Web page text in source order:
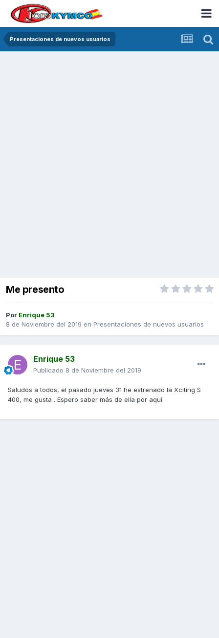
Presentaciones de nuevos usuarios
Me presento
Por Enrique 53
8 de Noviembre del 2019 en Presentaciones de nuevos usuarios
Enrique 53
Publicado 8 de Noviembre del 2019
Saludos a todos, el pasado jueves 31 he estrenado la Xciting S
400, me gusta . Espero saber más de ella por aquí